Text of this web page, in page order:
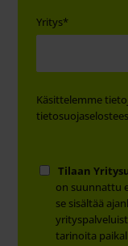
Yritys*
Käsittelemme
Tilaan
on suunnattu
se sisältää
tarinoita